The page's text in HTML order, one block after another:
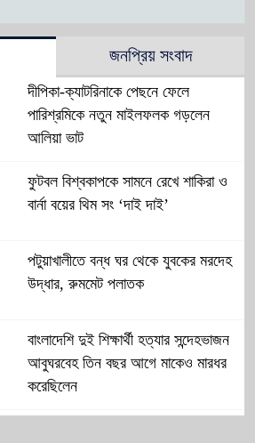
জনপ্রিয় সংবাদ
দীপিকা-ক্যাটরিনাকে পেছনে ফেলে
পারিশ্রমিকে নতুন মাইলফলক গড়লেন
আলিয়া ভাট
ফুটবল বিশ্বকাপকে সামনে রেখে শাকিরা ও
বার্না বয়ের থিম সং ‘দাই দাই’
পটুয়াখালীতে বন্ধ ঘর থেকে যুবকের মরদেহ
উদ্ধার, রুমমেট পলাতক
বাংলাদেশি দুই শিক্ষার্থী হত্যার সন্দেহভাজন
আবুঘরবেহ তিন বছর আগে মাকেও মারধর
করেছিলেন